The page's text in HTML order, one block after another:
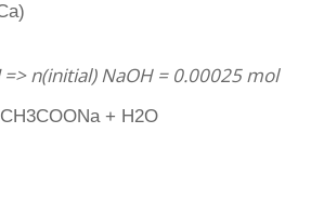
n(initial) NaOH = 0.00025 mol
+ H2O